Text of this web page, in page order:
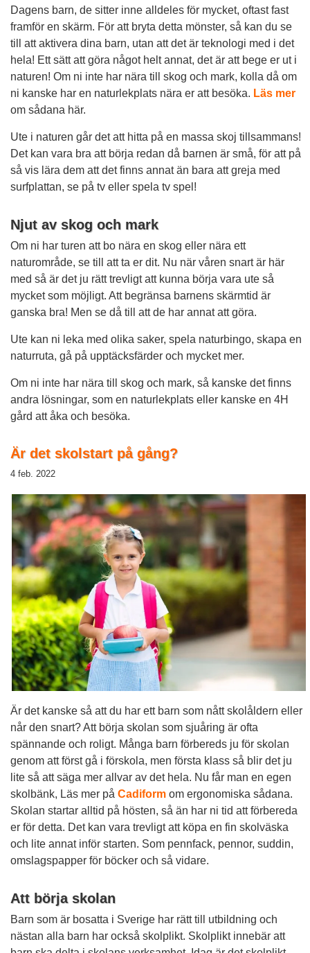
Dagens barn, de sitter inne alldeles för mycket, oftast fast
framför en skärm. För att bryta detta mönster, så kan du se
till att aktivera dina barn, utan att det är teknologi med i det
hela! Ett sätt att göra något helt annat, det är att bege er ut i
naturen! Om ni inte har nära till skog och mark, kolla då om
ni kanske har en naturlekplats nära er att besöka. Läs mer
om sådana här.
Ute i naturen går det att hitta på en massa skoj tillsammans!
Det kan vara bra att börja redan då barnen är små, för att på
så vis lära dem att det finns annat än bara att greja med
surfplattan, se på tv eller spela tv spel!
Njut av skog och mark
Om ni har turen att bo nära en skog eller nära ett
naturområde, se till att ta er dit. Nu när våren snart är här
med så är det ju rätt trevligt att kunna börja vara ute så
mycket som möjligt. Att begränsa barnens skärmtid är
ganska bra! Men se då till att de har annat att göra.
Ute kan ni leka med olika saker, spela naturbingo, skapa en
naturruta, gå på upptäcksfärder och mycket mer.
Om ni inte har nära till skog och mark, så kanske det finns
andra lösningar, som en naturlekplats eller kanske en 4H
gård att åka och besöka.
Är det skolstart på gång?
4 feb. 2022
Är det kanske så att du har ett barn som nått skolåldern eller
når den snart? Att börja skolan som sjuåring är ofta
spännande och roligt. Många barn förbereds ju för skolan
genom att först gå i förskola, men första klass så blir det ju
lite så att säga mer allvar av det hela. Nu får man en egen
skolbänk, Läs mer på Cadiformom ergonomiska sådana.
Skolan startar alltid på hösten, så än har ni tid att förbereda
er för detta. Det kan vara trevligt att köpa en fin skolväska
och lite annat inför starten. Som pennfack, pennor, suddin,
omslagspapper för böcker och så vidare.
Att börja skolan
Barn som är bosatta i Sverige har rätt till utbildning och
nästan alla barn har också skolplikt. Skolplikt innebär att